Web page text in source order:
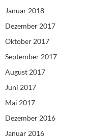
Januar 2018
Dezember 2017
Oktober 2017
September 2017
August 2017
Juni 2017
Mai 2017
Dezember 2016
Januar 2016